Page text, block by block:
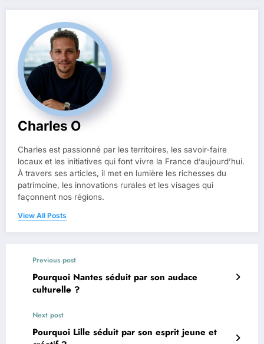
Charles O
Charles est passionné par les territoires, les savoir-faire
locaux et les initiatives qui font vivre la France d’aujourd’hui.
À travers ses articles, il met en lumière les richesses du
patrimoine, les innovations rurales et les visages qui
façonnent nos régions.
View All Posts
Previous post
Pourquoi Nantes séduit par son audace
culturelle ?
Next post
Pourquoi Lille séduit par son esprit jeune et